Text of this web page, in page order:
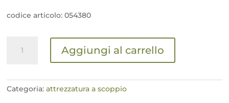
codice articolo: 054380
Arieggiatore
Oscar
Aggiungi al carrello
Categoria:attrezzatura a scoppio